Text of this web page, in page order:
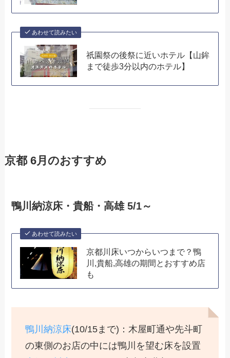
あわせて読みたい
祇園祭の後祭に近いホテル【山鉾
まで徒歩3分以内のホテル】
京都 6月のおすすめ
鴨川納涼床・貴船・高雄 5/1～
あわせて読みたい
京都川床いつからいつまで？鴨
川,貴船,高雄の期間とおすすめ店
も
鴨川納涼床(10/15まで)：木屋町通や先斗町
の東側のお店の中には鴨川を望む床を設置